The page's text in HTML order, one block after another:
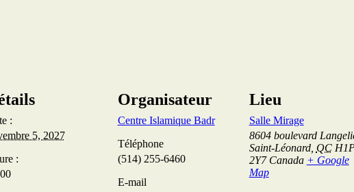
:
5, 2027
:
Organisateur
Centre Islamique Badr
Téléphone
(514) 255-6460
E-mail
Lieu
Salle Mirage
8604 boulevard
Saint-Léonard, QC
2Y7 Canada + Google
Map